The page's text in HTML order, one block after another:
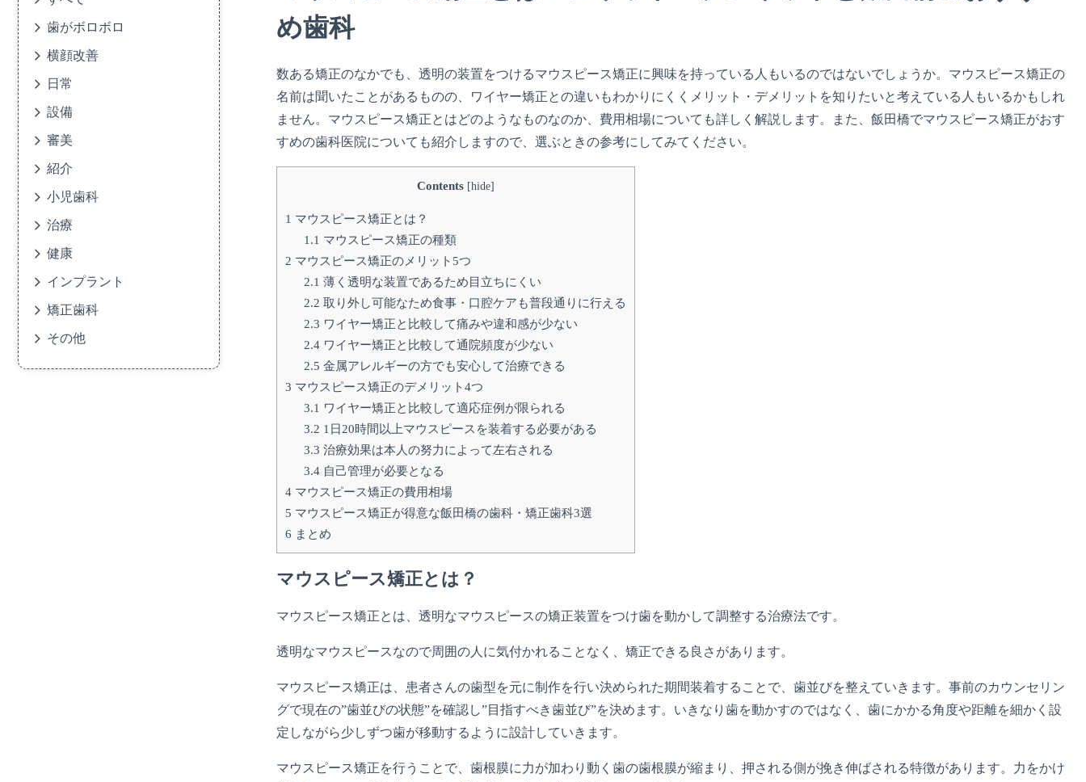
め歯科
数ある矯正のなかでも、透明の装置をつけるマウスピース矯正に興味を持っている人もいるのではないでしょうか。マウスピース矯正の
名前は聞いたことがあるものの、ワイヤー矯正との違いもわかりにくくメリット・デメリットを知りたいと考えている人もいるかもしれ
ません。マウスピース矯正とはどのようなものなのか、費用相場についても詳しく解説します。また、飯田橋でマウスピース矯正がおす
すめの歯科医院についても紹介しますので、選ぶときの参考にしてみてください。
Contents [hide]
1 マウスピース矯正とは？
1.1 マウスピース矯正の種類
2 マウスピース矯正のメリット5つ
2.1 薄く透明な装置であるため目立ちにくい
2.2 取り外し可能なため食事・口腔ケアも普段通りに行える
2.3 ワイヤー矯正と比較して痛みや違和感が少ない
2.4ワイヤー矯正と比較して通院頻度が少ない
2.5 金属アレルギーの方でも安心して治療できる
3 マウスピース矯正のデメリット4つ
3.1 ワイヤー矯正と比較して適応症例が限られる
3.2 1日20時間以上マウスピースを装着する必要がある
3.3 治療効果は本人の努力によって左右される
3.4自己管理が必要となる
4 マウスピース矯正の費用相場
5 マウスピース矯正が得意な飯田橋の歯科・矯正歯科3選
6 まとめ
マウスピース矯正とは？
マウスピース矯正とは、透明なマウスピースの矯正装置をつけ歯を動かして調整する治療法です。
透明なマウスピースなので周囲の人に気付かれることなく、矯正できる良さがあります。
マウスピース矯正は、患者さんの歯型を元に制作を行い決められた期間装着することで、歯並びを整えていきます。事前のカウンセリン
グで現在の”歯並びの状態”を確認し”目指すべき歯並び”を決めます。いきなり歯を動かすのではなく、歯にかかる角度や距離を細かく設
定しながら少しずつ歯が移動するように設計していきます。
マウスピース矯正を行うことで、歯根膜に力が加わり動く歯の歯根膜が縮まり、押される側が挽き伸ばされる特徴があります。力をかけ
歯がボロボロ
横顔改善
日常
設備
審美
紹介
小児歯科
治療
健康
インプラント
矯正歯科
その他